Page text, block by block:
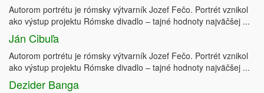
Autorom portrétu je rómsky výtvarník Jozef Fečo. Portrét vznikol
ako výstup projektu Rómske divadlo – tajné hodnoty najväčšej ...
Ján Cibuľa
Autorom portrétu je rómsky výtvarník Jozef Fečo. Portrét vznikol
ako výstup projektu Rómske divadlo – tajné hodnoty najväčšej ...
Dezider Banga